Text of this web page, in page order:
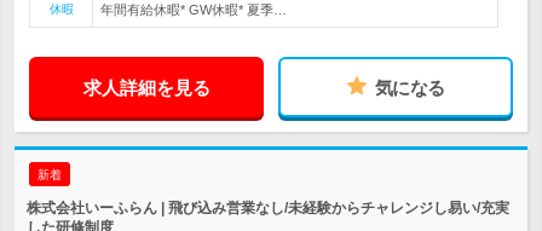
休暇
年間有給休暇* GW休暇* 夏季…
求人詳細を見る 気になる
新着
株式会社いーふらん | 飛び込み営業なし/未経験からチャレンジし易い/充実
した研修制度